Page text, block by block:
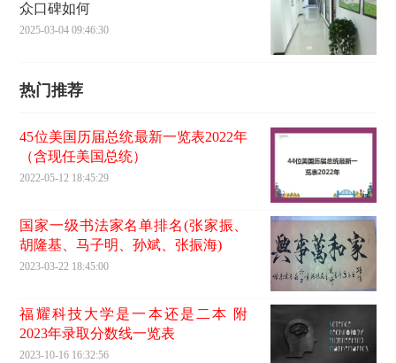
众口碑如何
2025-03-04 09:46:30
热门推荐
45位美国历届总统最新一览表2022年
（含现任美国总统）
2022-05-12 18:45:29
国家一级书法家名单排名(张家振、
胡隆基、马子明、孙斌、张振海)
2023-03-22 18:45:00
福耀科技大学是一本还是二本 附
2023年录取分数线一览表
2023-10-16 16:32:56